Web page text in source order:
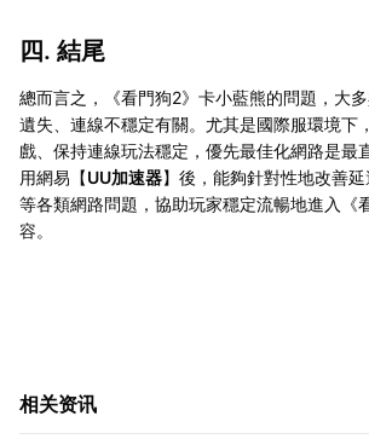
四. 結尾
總而言之，《看門狗2》卡小藍熊的問題，大
遺失、連線不穩定有關。尤其是國際服環境下
戲、保持連線玩法穩定，優先最佳化網路是最
用網易【UU加速器】後，能夠針對性地改善
等各類網路問題，協助玩家穩定流暢地進入《
容。
相关资讯